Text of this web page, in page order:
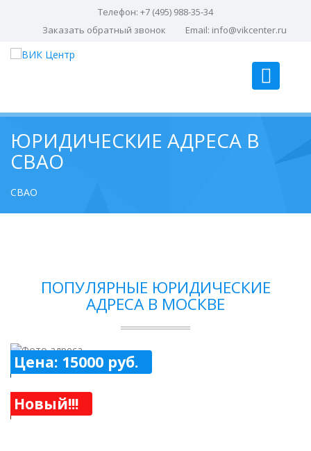
Телефон: +7 (495) 988-35-34
Заказать обратный звонок
Email: info@vikcenter.ru
ЮРИДИЧЕСКИЕ АДРЕСА В
СВАО
СВАО
ПОПУЛЯРНЫЕ ЮРИДИЧЕСКИЕ
АДРЕСА В МОСКВЕ
Цена: 15000 руб.
Новый!!!